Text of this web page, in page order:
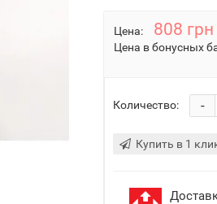
Цена: 808 грн
Цена в бонусных
Количество: -
Купить в 1